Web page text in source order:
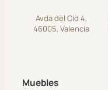
Avda del Cid 4,
46005, Valencia
Muebles